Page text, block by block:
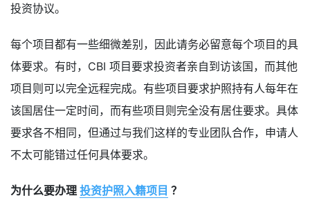
投资协议。
每个项目都有一些细微差别，因此请务必留意每个项目的具
体要求。有时，CBI 项目要求投资者亲自到访该国，而其他
项目则可以完全远程完成。有些项目要求护照持有人每年在
该国居住一定时间，而有些项目则完全没有居住要求。具体
要求各不相同，但通过与我们这样的专业团队合作，申请人
不太可能错过任何具体要求。
为什么要办理 投资护照入籍项目 ？